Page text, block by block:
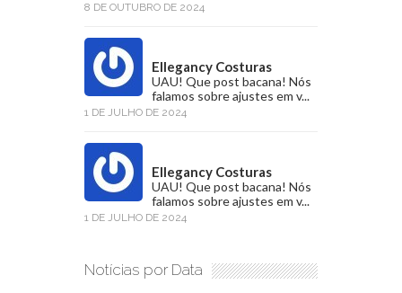
8 DE OUTUBRO DE 2024
Ellegancy Costuras
UAU! Que post bacana! Nós
falamos sobre ajustes em v...
1 DE JULHO DE 2024
Ellegancy Costuras
UAU! Que post bacana! Nós
falamos sobre ajustes em v...
1 DE JULHO DE 2024
Notícias por Data